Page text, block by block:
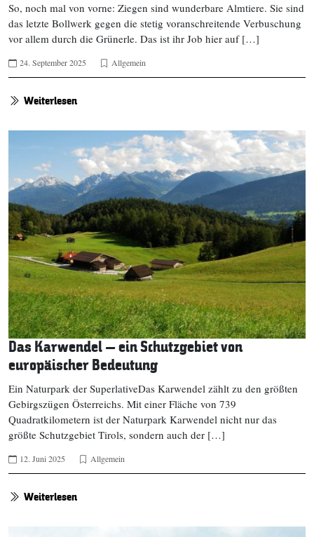
So, noch mal von vorne: Ziegen sind wunderbare Almtiere. Sie sind
das letzte Bollwerk gegen die stetig voranschreitende Verbuschung
vor allem durch die Grünerle. Das ist ihr Job hier auf […]
24. September 2025 Allgemein
Weiterlesen
Das Karwendel – ein Schutzgebiet von
europäischer Bedeutung
Ein Naturpark der SuperlativeDas Karwendel zählt zu den größten
Gebirgszügen Österreichs. Mit einer Fläche von 739
Quadratkilometern ist der Naturpark Karwendel nicht nur das
größte Schutzgebiet Tirols, sondern auch der […]
12. Juni 2025 Allgemein
Weiterlesen